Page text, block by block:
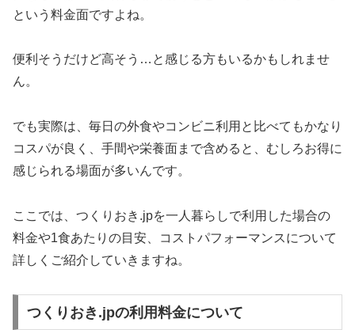
という料金面ですよね。
便利そうだけど高そう…と感じる方もいるかもしれませ
ん。
でも実際は、毎日の外食やコンビニ利用と比べてもかなり
コスパが良く、手間や栄養面まで含めると、むしろお得に
感じられる場面が多いんです。
ここでは、つくりおき.jpを一人暮らしで利用した場合の
料金や1食あたりの目安、コストパフォーマンスについて
詳しくご紹介していきますね。
つくりおき.jpの利用料金について